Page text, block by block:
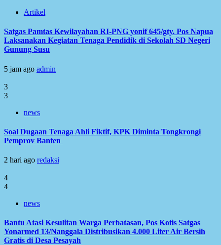
Artikel
Satgas Pamtas Kewilayahan RI-PNG yonif 645/gty. Pos Napua
Laksanakan Kegiatan Tenaga Pendidik di Sekolah SD Negeri
Gunung Susu
5 jam ago admin
3
3
news
Soal Dugaan Tenaga Ahli Fiktif, KPK Diminta Tongkrongi
Pemprov Banten
2 hari ago redaksi
4
4
news
Bantu Atasi Kesulitan Warga Perbatasan, Pos Kotis Satgas
Yonarmed 13/Nanggala Distribusikan 4.000 Liter Air Bersih
Gratis di Desa Pesayah